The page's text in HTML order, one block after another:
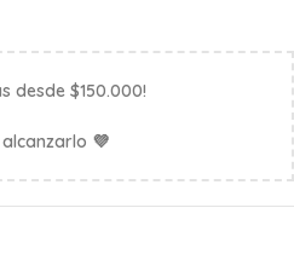
desde $150.000!
💜